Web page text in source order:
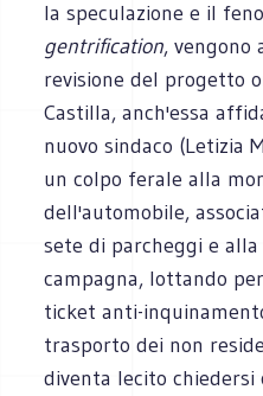
la speculazione e il
gentrification, vengono
revisione del progetto
Castilla, anch'essa
nuovo sindaco (Letizia
un colpo ferale alla
dell'automobile,
sete di parcheggi e
campagna, lottando
ticket anti-
trasporto dei non
diventa lecito chiedersi